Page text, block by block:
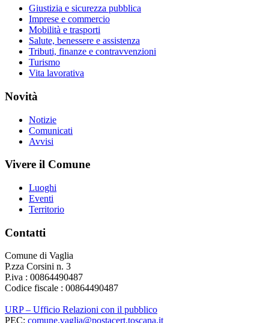
Giustizia e sicurezza pubblica
Imprese e commercio
Mobilità e trasporti
Salute, benessere e assistenza
Tributi, finanze e contravvenzioni
Turismo
Vita lavorativa
Novità
Notizie
Comunicati
Avvisi
Vivere il Comune
Luoghi
Eventi
Territorio
Contatti
Comune di Vaglia
P.zza Corsini n. 3
P.iva : 00864490487
Codice fiscale : 00864490487
URP – Ufficio Relazioni con il pubblico
PEC: comune.vaglia@postacert.toscana.it